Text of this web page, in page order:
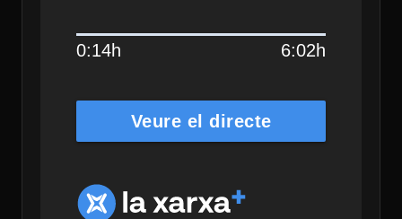
0:14h 6:02h
Veure el directe